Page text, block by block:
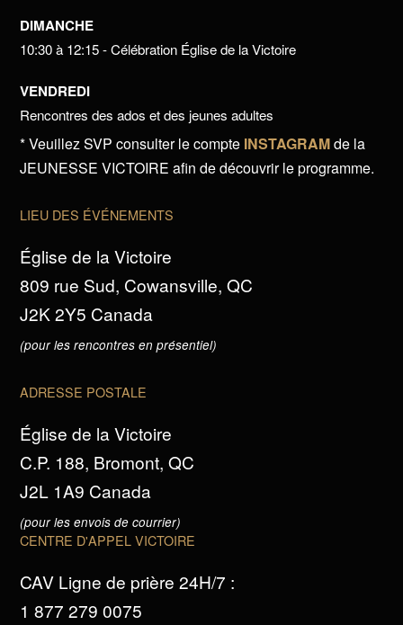
DIMANCHE
10:30 à 12:15 - Célébration Église de la Victoire
VENDREDI
Rencontres des ados et des jeunes adultes
* Veuillez SVP consulter le compte INSTAGRAMde la
JEUNESSE VICTOIRE afin de découvrir le programme.
LIEU DES ÉVÉNEMENTS
Église de la Victoire
809 rue Sud, Cowansville, QC
J2K 2Y5 Canada
(pour les rencontres en présentiel)
ADRESSE POSTALE
Église de la Victoire
C.P. 188, Bromont, QC
J2L 1A9 Canada
(pour les envois de courrier)
CENTRE D'APPEL VICTOIRE
CAV Ligne de prière 24H/7 :
1 877 279 0075